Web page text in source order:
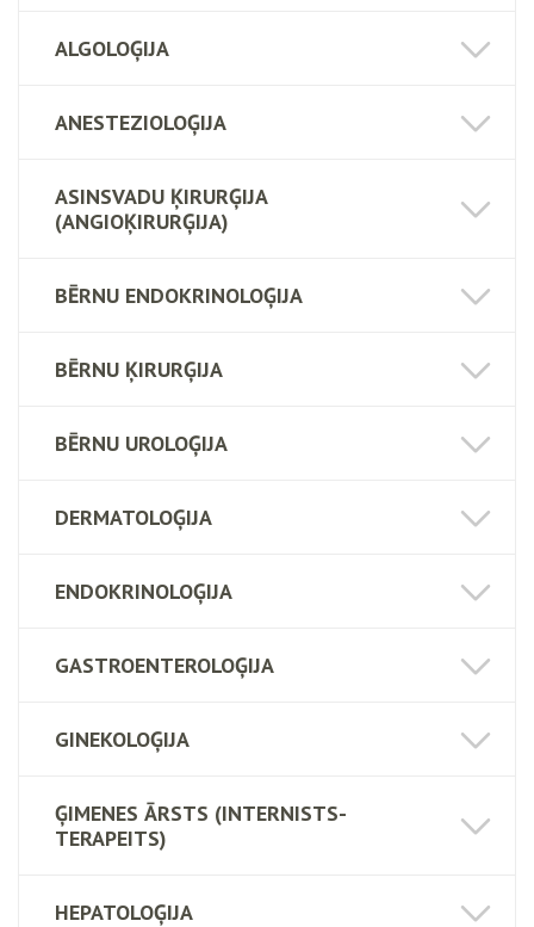
ALGOLOĢIJA
ANESTEZIOLOĢIJA
ASINSVADU ĶIRURĢIJA
(ANGIOĶIRURĢIJA)
BĒRNU ENDOKRINOLOĢIJA
BĒRNU ĶIRURĢIJA
BĒRNU UROLOĢIJA
DERMATOLOĢIJA
ENDOKRINOLOĢIJA
GASTROENTEROLOĢIJA
GINEKOLOĢIJA
ĢIMENES ĀRSTS (INTERNISTS-
TERAPEITS)
HEPATOLOĢIJA